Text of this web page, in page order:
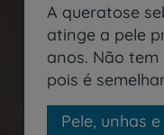
A queratose
atinge a pele
anos. Não tem
pois é
Pele, unhas